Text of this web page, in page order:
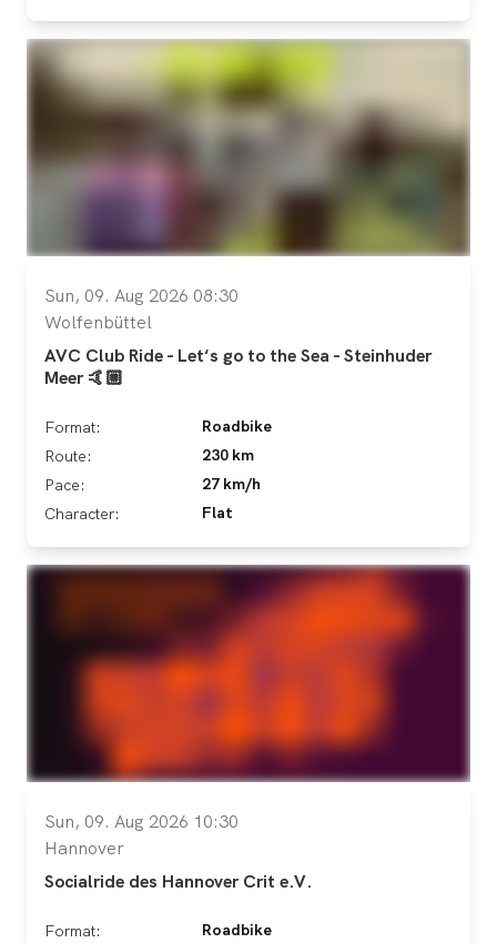
Sun, 09. Aug 2026 08:30
Wolfenbüttel
AVC Club Ride - Let‘s go to the Sea - Steinhuder
Meer 🤙🏼
Format:
Roadbike
Route:
230 km
Pace:
27 km/h
Character:
Flat
Sun, 09. Aug 2026 10:30
Hannover
Socialride des Hannover Crit e.V.
Format:
Roadbike